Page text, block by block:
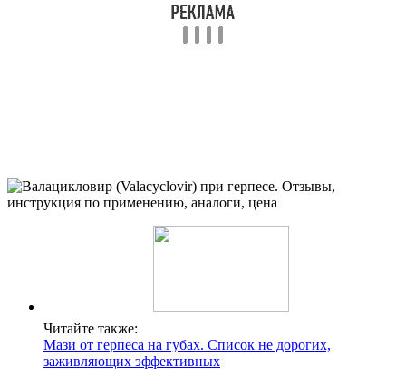
Читайте также:
Мази от герпеса на губах. Список не дорогих,
заживляющих эффективных